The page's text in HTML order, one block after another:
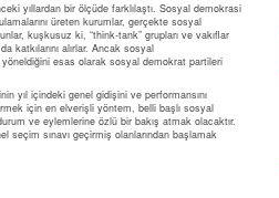
yıllardan bir ölçüde farklılaştı. Sosyal demokrasi
üreten kurumlar, gerçekte sosyal
kuşkusuz ki, “think-tank” grupları ve vakıflar
katkılarını alırlar. Ancak sosyal
esas olarak sosyal demokrat partileri
yıl içindeki genel gidişini ve performansını
için en elverişli yöntem, belli başlı sosyal
ve eylemlerine özlü bir bakış atmak olacaktır.
seçim sınavı geçirmiş olanlarından başlamak